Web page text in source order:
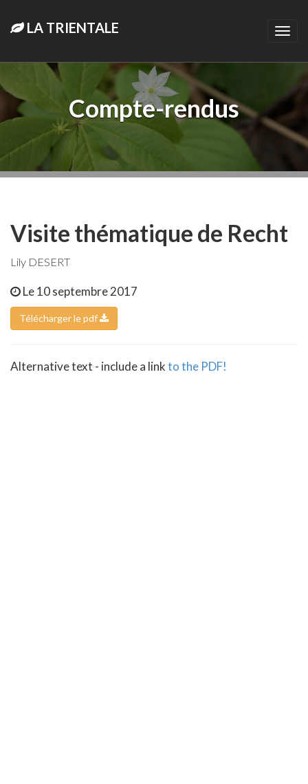
LA TRIENTALE
Compte-rendus
Visite thématique de Recht
Lily DESERT
Le 10 septembre 2017
Télécharger le pdf
Alternative text - include a linkto the PDF!